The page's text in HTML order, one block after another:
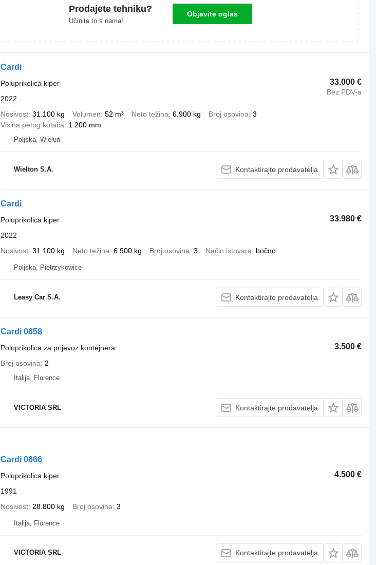
Prodajete tehniku?
Učinite to s nama!
Objavite oglas
Cardi
33.000 €
Bez PDV-a
Poluprikolica kiper
2022
Nosivost 31.100 kg Volumen 52 m³ Neto težina 6.900 kg Broj osovina 3
Visina petog kotača
1.200 mm
Poljska, Wieluń
Wielton S.A. Kontaktirajte prodavatelja
Cardi
33.980 €
Poluprikolica kiper
2022
Nosivost 31.100 kg Neto težina 6.900 kg Broj osovina 3 Način istovara bočno
Poljska, Pietrzykowice
Leasy Car S.A. Kontaktirajte prodavatelja
Cardi 0658
3.500 €
Poluprikolica za prijevoz kontejnera
Broj osovina
2
Italija, Florence
VICTORIA SRL Kontaktirajte prodavatelja
Cardi 0666
4.500 €
Poluprikolica kiper
1991
Nosivost 28.800 kg Broj osovina 3
Italija, Florence
VICTORIA SRL Kontaktirajte prodavatelja